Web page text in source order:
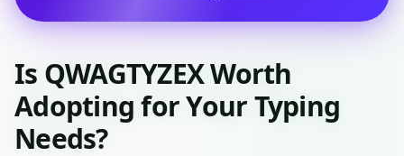
Is QWAGTYZEX Worth
Adopting for Your Typing
Needs?